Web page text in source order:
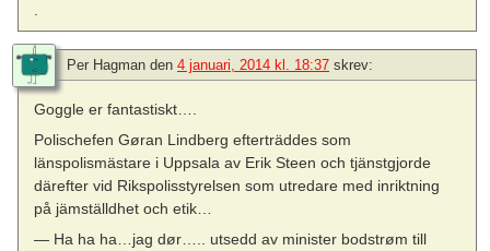
.
Per Hagman den 4 januari, 2014 kl. 18:37 skrev:
Goggle er fantastiskt….
Polischefen Gøran Lindberg efterträddes som
länspolismästare i Uppsala av Erik Steen och tjänstgjorde
därefter vid Rikspolisstyrelsen som utredare med inriktning
på jämställdhet och etik…
— Ha ha ha…jag dør….. utsedd av minister bodstrøm till